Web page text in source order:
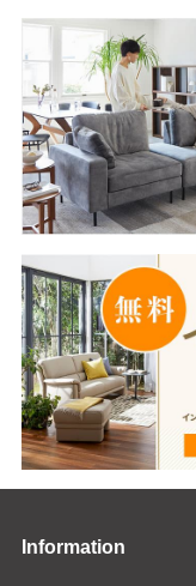
Information